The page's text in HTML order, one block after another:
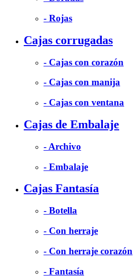
- Rojas
Cajas corrugadas
- Cajas con corazón
- Cajas con manija
- Cajas con ventana
Cajas de Embalaje
- Archivo
- Embalaje
Cajas Fantasía
- Botella
- Con herraje
- Con herraje corazón
- Fantasía